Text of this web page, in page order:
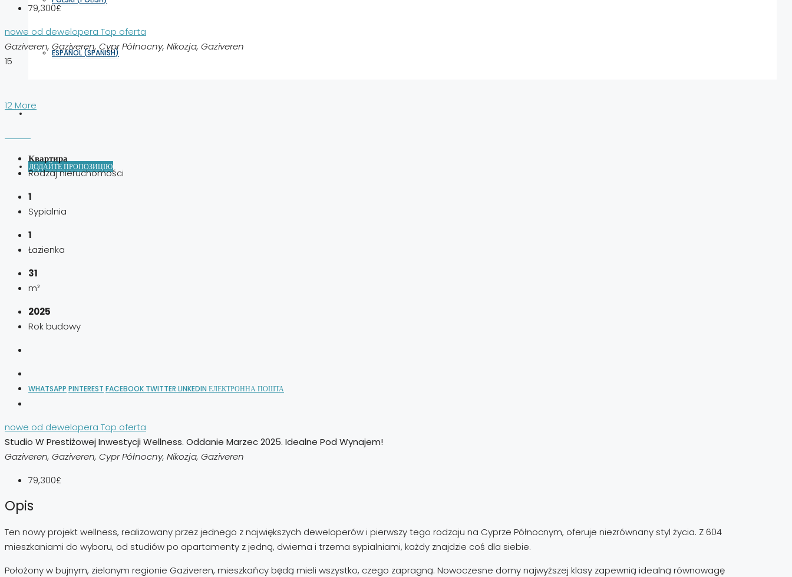
ESPAÑOL (SPANISH)
ДОДАЙТЕ ПРОПОЗИЦІЮ
79,300£
nowe od dewelopera Top oferta
Gaziveren, Gaziveren, Cypr Północny, Nikozja, Gaziveren
15
12 More
Квартира
Rodzaj nieruchomości
1
Sypialnia
1
Łazienka
31
m²
2025
Rok budowy
WHATSAPP PINTEREST FACEBOOK TWITTER LINKEDIN ЕЛЕКТРОННА ПОШТА
nowe od dewelopera Top oferta
Studio W Prestiżowej Inwestycji Wellness. Oddanie Marzec 2025. Idealne Pod Wynajem!
Gaziveren, Gaziveren, Cypr Północny, Nikozja, Gaziveren
79,300£
Opis
Ten nowy projekt wellness, realizowany przez jednego z największych deweloperów i pierwszy tego rodzaju na Cyprze Północnym, oferuje niezrównany styl życia. Z 604
mieszkaniami do wyboru, od studiów po apartamenty z jedną, dwiema i trzema sypialniami, każdy znajdzie coś dla siebie.
Położony w bujnym, zielonym regionie Gaziveren, mieszkańcy będą mieli wszystko, czego zapragną. Nowoczesne domy najwyższej klasy zapewnią idealną równowagę